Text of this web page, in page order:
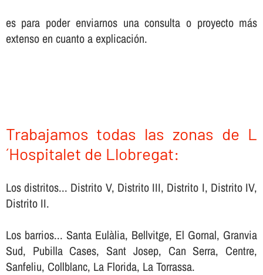
es para poder enviarnos una consulta o proyecto más
extenso en cuanto a explicación.
Trabajamos todas las zonas de L
´Hospitalet de Llobregat:
Los distritos... Distrito V, Distrito III, Distrito I, Distrito IV,
Distrito II.
Los barrios... Santa Eulàlia, Bellvitge, El Gornal, Granvia
Sud, Pubilla Cases, Sant Josep, Can Serra, Centre,
Sanfeliu, Collblanc, La Florida, La Torrassa.